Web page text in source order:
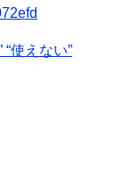
使えない”